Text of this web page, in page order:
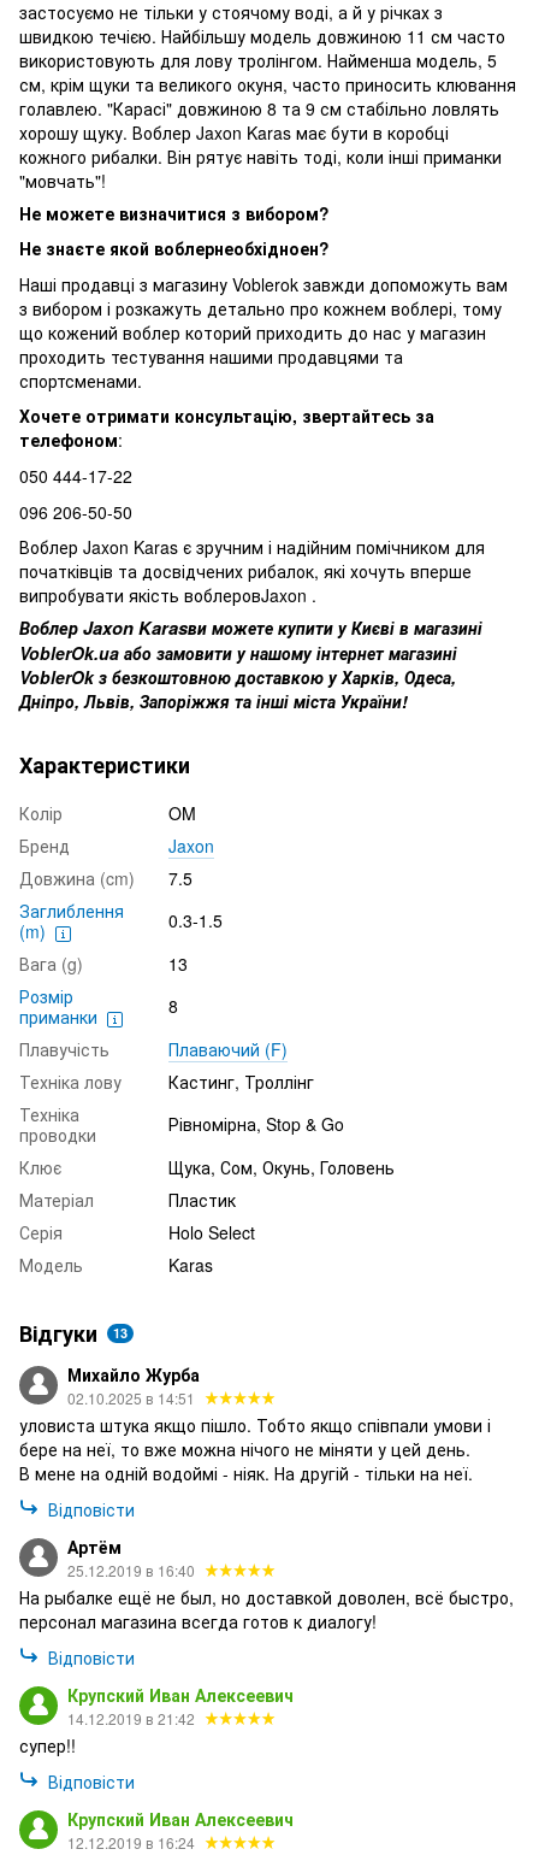
застосуємо не тільки у стоячому воді, а й у річках з
швидкою течією. Найбільшу модель довжиною 11 см часто
використовують для лову тролінгом. Найменша модель, 5
см, крім щуки та великого окуня, часто приносить клювання
голавлею. "Карасі" довжиною 8 та 9 см стабільно ловлять
хорошу щуку. Воблер Jaxon Karas має бути в коробці
кожного рибалки. Він рятує навіть тоді, коли інші приманки
"мовчать"!
Не можете визначитися з вибором?
Не знаєте якой воблернеобхідноен?
Наші продавці з магазину Voblerok завжди допоможуть вам
з вибором і розкажуть детально про кожнем воблері, тому
що кожений воблер которий приходить до нас у магазин
проходить тестування нашими продавцями та
спортсменами.
Хочете отримати консультацію, звертайтесь за
телефоном:
050 444-17-22
096 206-50-50
Воблер Jaxon Karas є зручним і надійним помічником для
початківців та досвідчених рибалок, які хочуть вперше
випробувати якість воблеровJaxon .
Воблер Jaxon Karasви можете купити у Києві в магазині
VoblerOk.ua або замовити у нашому інтернет магазині
VoblerOk з безкоштовною доставкою у Харків, Одеса,
Дніпро, Львів, Запоріжжя та інші міста України!
Характеристики
Колір
OM
Бренд
Jaxon
Довжина (cm)
7.5
Заглиблення
(m)
0.3-1.5
Вага (g)
13
Розмір
приманки
8
Плавучість
Плаваючий (F)
Техніка лову
Кастинг, Троллінг
Техніка
проводки
Рівномірна, Stop & Go
Клює
Щука, Сом, Окунь, Головень
Матеріал
Пластик
Серія
Holo Select
Модель
Karas
Відгуки 13
Михайло Журба
02.10.2025 в 14:51
уловиста штука якщо пішло. Тобто якщо співпали умови і
бере на неї, то вже можна нічого не міняти у цей день.
В мене на одній водоймі - ніяк. На другій - тільки на неї.
Відповісти
Артём
25.12.2019 в 16:40
На рыбалке ещё не был, но доставкой доволен, всё быстро,
персонал магазина всегда готов к диалогу!
Відповісти
Крупский Иван Алексеевич
14.12.2019 в 21:42
супер!!
Відповісти
Крупский Иван Алексеевич
12.12.2019 в 16:24